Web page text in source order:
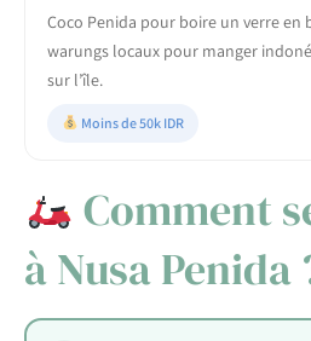
Coco Penida pour boire un verre en
warungs locaux pour manger
sur l’île.
Moins de 50k IDR
Comment
à Nusa Penida